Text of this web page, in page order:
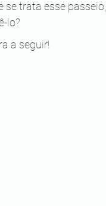
se trata esse
lo?
a seguir!